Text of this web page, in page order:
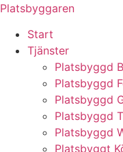
Skip
content
Platsbyggaren
Start
Tjänster
Platsbyggd
Platsbyggd
Platsbyggd
Platsbyggd
Platsbyggd
Platsbyggt